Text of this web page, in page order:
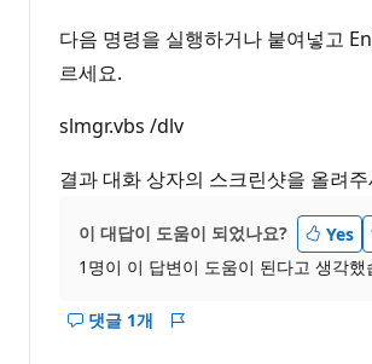
다음 명령을 실행하거나 붙여넣고
르세요.
slmgr.vbs /dlv
결과 대화 상자의 스크린샷을 올려
이 대답이 도움이 되었나요? Yes
1명이 이 답변이 도움이 된다고 생각했
댓글 1개
이